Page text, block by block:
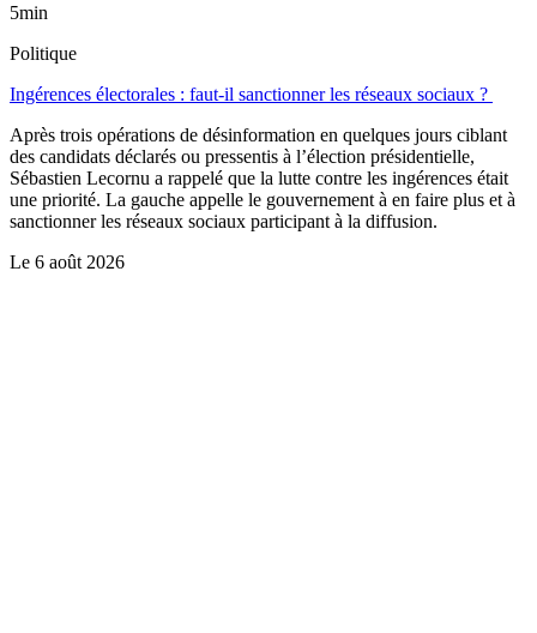
5min
Politique
Ingérences électorales : faut-il sanctionner les réseaux sociaux ?
Après trois opérations de désinformation en quelques jours ciblant
des candidats déclarés ou pressentis à l’élection présidentielle,
Sébastien Lecornu a rappelé que la lutte contre les ingérences était
une priorité. La gauche appelle le gouvernement à en faire plus et à
sanctionner les réseaux sociaux participant à la diffusion.
Le 6 août 2026